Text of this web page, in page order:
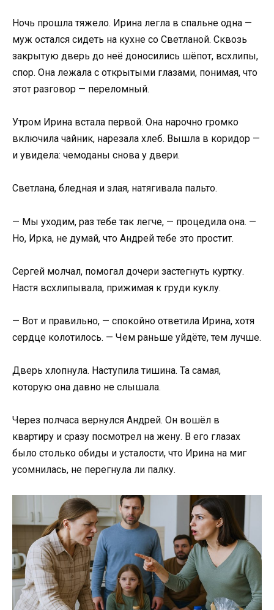
Ночь прошла тяжело. Ирина легла в спальне одна —
муж остался сидеть на кухне со Светланой. Сквозь
закрытую дверь до неё доносились шёпот, всхлипы,
спор. Она лежала с открытыми глазами, понимая, что
этот разговор — переломный.
Утром Ирина встала первой. Она нарочно громко
включила чайник, нарезала хлеб. Вышла в коридор —
и увидела: чемоданы снова у двери.
Светлана, бледная и злая, натягивала пальто.
— Мы уходим, раз тебе так легче, — процедила она. —
Но, Ирка, не думай, что Андрей тебе это простит.
Сергей молчал, помогал дочери застегнуть куртку.
Настя всхлипывала, прижимая к груди куклу.
— Вот и правильно, — спокойно ответила Ирина, хотя
сердце колотилось. — Чем раньше уйдёте, тем лучше.
Дверь хлопнула. Наступила тишина. Та самая,
которую она давно не слышала.
Через полчаса вернулся Андрей. Он вошёл в
квартиру и сразу посмотрел на жену. В его глазах
было столько обиды и усталости, что Ирина на миг
усомнилась, не перегнула ли палку.